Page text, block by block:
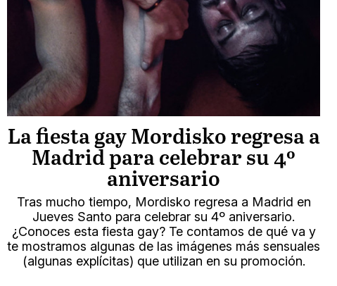
La fiesta gay Mordisko regresa a
Madrid para celebrar su 4º
aniversario
Tras mucho tiempo, Mordisko regresa a Madrid en
Jueves Santo para celebrar su 4º aniversario.
¿Conoces esta fiesta gay? Te contamos de qué va y
te mostramos algunas de las imágenes más sensuales
(algunas explícitas) que utilizan en su promoción.